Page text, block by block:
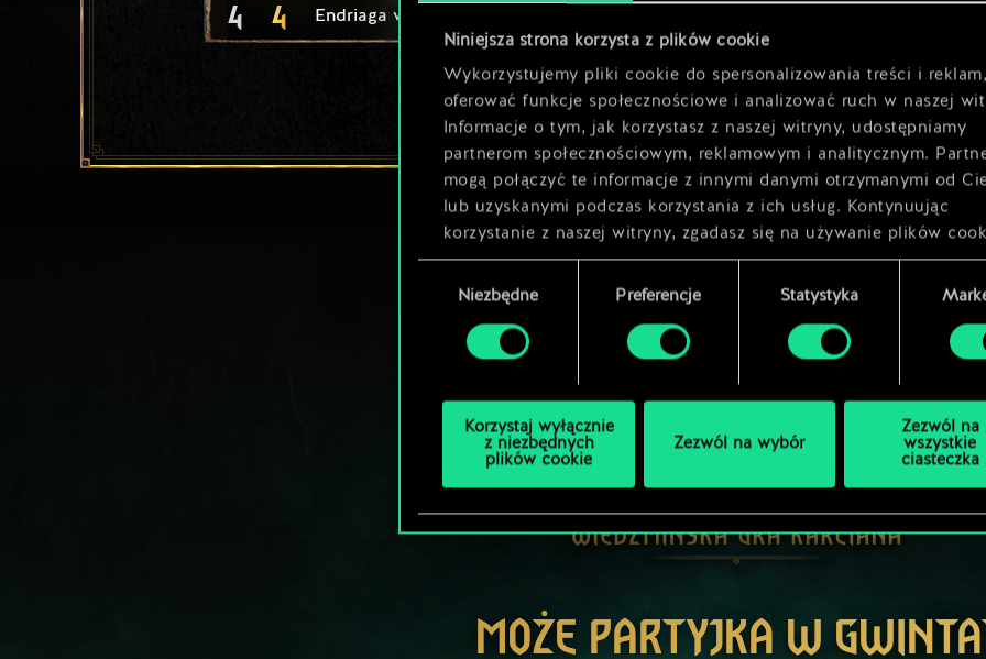
Niniejsza strona korzysta z plików cookie
Wykorzystujemy pliki cookie do spersonalizowania treści i
oferować funkcje społecznościowe i analizować ruch w naszej
Informacje o tym, jak korzystasz z naszej witryny, udostępniamy
partnerom społecznościowym, reklamowym i analitycznym.
mogą połączyć te informacje z innymi danymi otrzymanymi od
lub uzyskanymi podczas korzystania z ich usług. Kontynuując
korzystanie z naszej witryny, zgadasz się na używanie plików
zgodyNiezbędne Preferencje Statystyka
Korzystaj wyłącznie
z niezbędnych
plików cookie
Zezwól na wybór
Zezwól na
wszystkie
ciasteczka
4 4 Endriaga wojownik
MOŻE PARTYJKA W